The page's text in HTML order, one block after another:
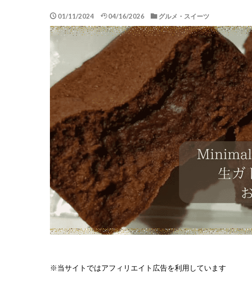
01/11/2024 04/16/2026 グルメ・スイーツ
※当サイトではアフィリエイト広告を利用しています